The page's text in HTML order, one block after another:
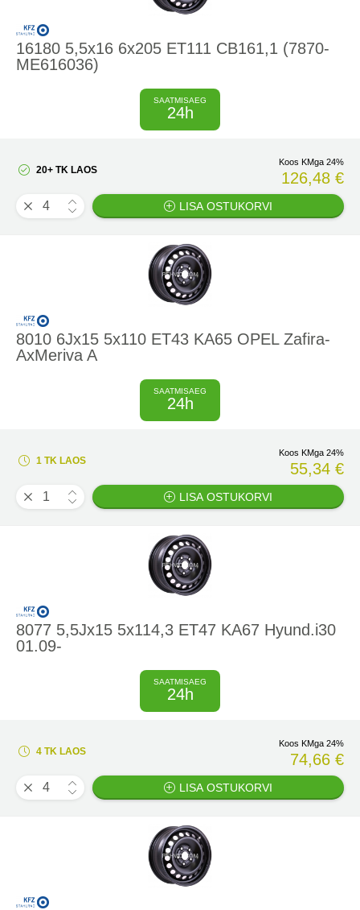
16180 5,5x16 6x205 ET111 CB161,1 (7870-
ME616036)
SAATMISAEG
24h
20+ TK LAOS
Koos KMga 24%
126,48 €
LISA OSTUKORVI
8010 6Jx15 5x110 ET43 KA65 OPEL Zafira-
AxMeriva A
SAATMISAEG
24h
1 TK LAOS
Koos KMga 24%
55,34 €
LISA OSTUKORVI
8077 5,5Jx15 5x114,3 ET47 KA67 Hyund.i30
01.09-
SAATMISAEG
24h
4 TK LAOS
Koos KMga 24%
74,66 €
LISA OSTUKORVI